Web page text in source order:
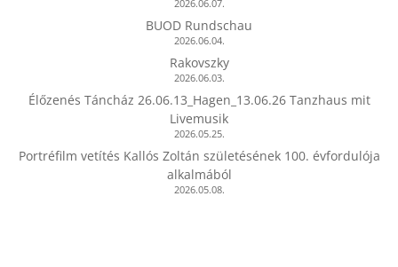
2026.06.07.
BUOD Rundschau
2026.06.04.
Rakovszky
2026.06.03.
Élőzenés Táncház 26.06.13_Hagen_13.06.26 Tanzhaus mit
Livemusik
2026.05.25.
Portréfilm vetítés Kallós Zoltán születésének 100. évfordulója
alkalmából
2026.05.08.